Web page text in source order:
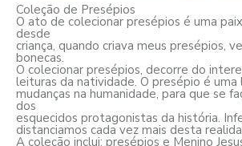
Coleção de Presépios
O ato de colecionar presépios é uma
desde
criança, quando criava meus presépios,
bonecas.
O colecionar presépios, decorre do
leituras da natividade. O presépio é uma
mudanças na humanidade, para que se
dos
esquecidos protagonistas da história.
distanciamos cada vez mais desta
A coleção inclui: presépios e Menino